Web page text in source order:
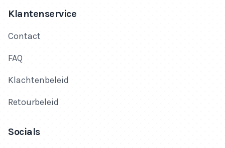
Klantenservice
Contact
FAQ
Klachtenbeleid
Retourbeleid
Socials